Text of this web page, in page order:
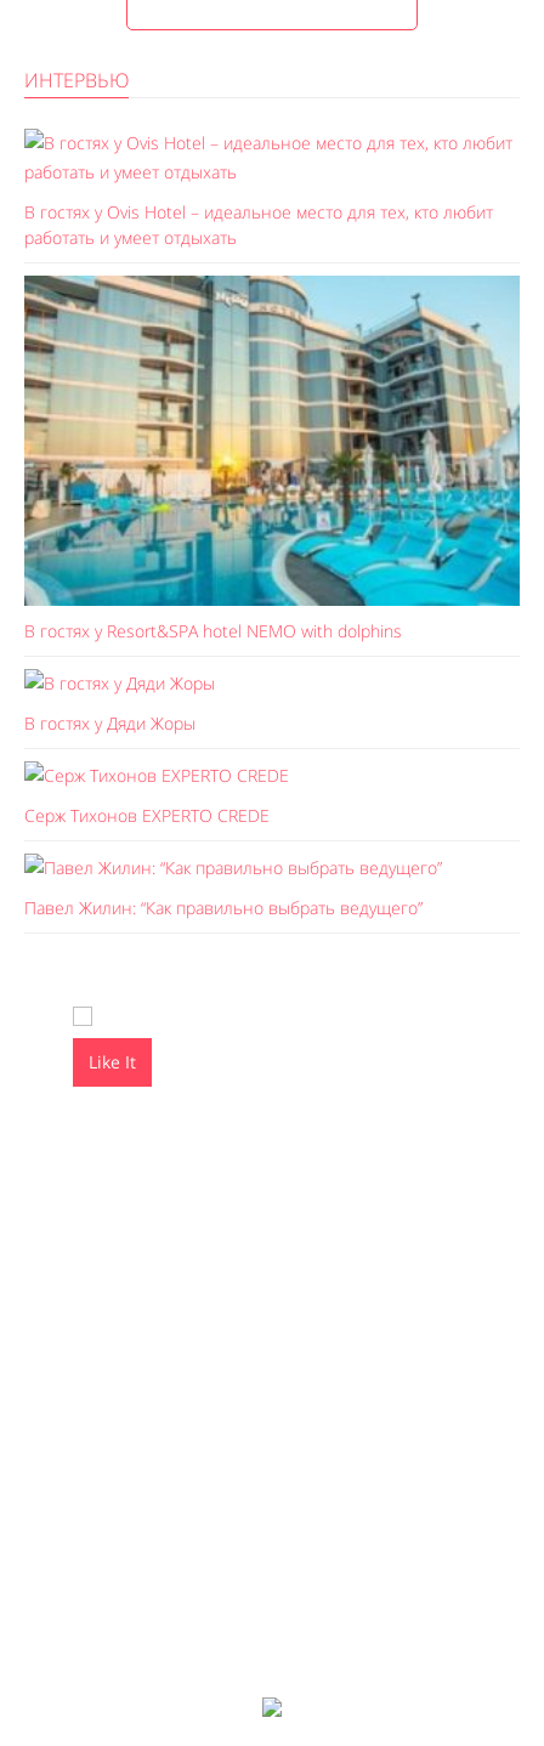
ИНТЕРВЬЮ
В гостях у Ovis Hotel – идеальное место для тех, кто любит
работать и умеет отдыхать
В гостях у Resort&SPA hotel NEMO with dolphins
В гостях у Дяди Жоры
Серж Тихонов EXPERTO CREDE
Павел Жилин: “Как правильно выбрать ведущего”
Like It